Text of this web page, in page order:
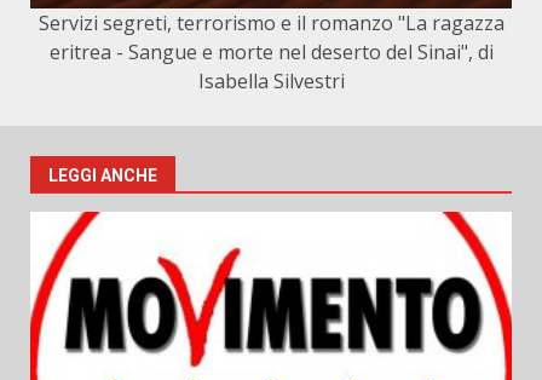
Servizi segreti, terrorismo e il romanzo "La ragazza
eritrea - Sangue e morte nel deserto del Sinai", di
Isabella Silvestri
LEGGI ANCHE